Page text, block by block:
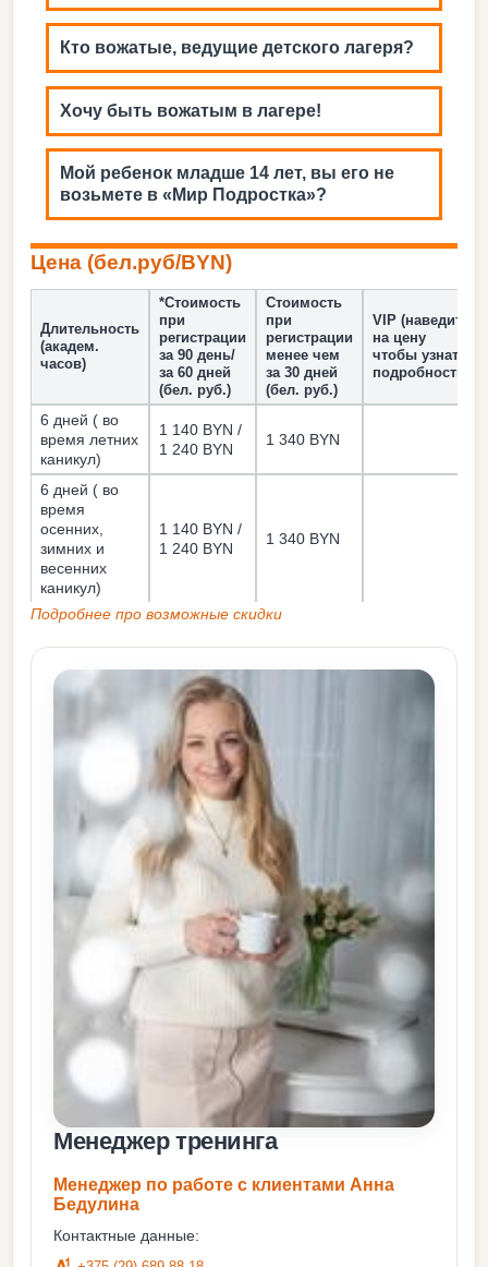
Кто вожатые, ведущие детского лагеря?
Хочу быть вожатым в лагере!
Мой ребенок младше 14 лет, вы его не
возьмете в «Мир Подростка»?
Цена (бел.руб/BYN)
Длительность
(академ.
часов)
*Стоимость
при
регистрации
за 90 день/
за 60 дней
(бел. руб.)
Стоимость
при
регистрации
менее чем
за 30 дней
(бел. руб.)
VIP (наведите
на цену
чтобы узнать
подробности)
6 дней ( во
время летних
каникул)
1 140 BYN /
1 240 BYN
1 340 BYN
6 дней ( во
время
осенних,
зимних и
весенних
каникул)
1 140 BYN /
1 240 BYN
1 340 BYN
Подробнее про возможные скидки
Mенеджер тренинга
Менеджер по работе с клиентами Анна
Бедулина
Контактные данные: